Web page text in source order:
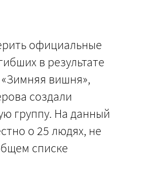
официальные
в результате
вишня»,
создали
группу. На данный
о 25 людях, не
списке